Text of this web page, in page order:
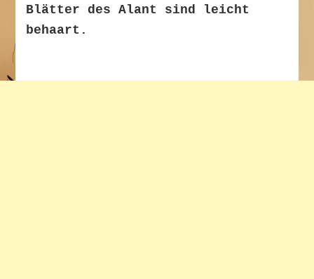
Blätter des Alant sind leicht
behaart.